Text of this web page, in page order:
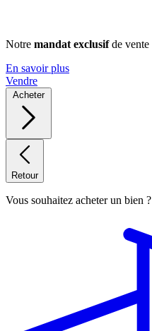
Notre mandat exclusifde vente
En savoir plus
Vendre
Acheter
Retour
Vous souhaitez acheter un bien ?